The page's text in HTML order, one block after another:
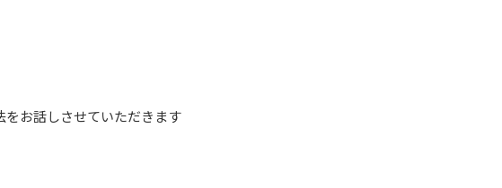
お話しさせていただきます